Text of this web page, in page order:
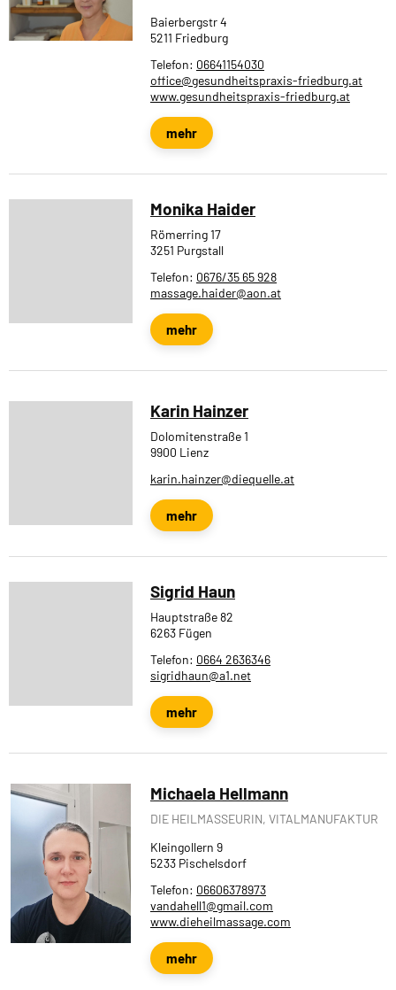
Baierbergstr 4
5211 Friedburg
Telefon: 06641154030
office@gesundheitspraxis-friedburg.at
www.gesundheitspraxis-friedburg.at
mehr
Monika Haider
Römerring 17
3251 Purgstall
Telefon: 0676/35 65 928
massage.haider@aon.at
mehr
Karin Hainzer
Dolomitenstraße 1
9900 Lienz
karin.hainzer@diequelle.at
mehr
Sigrid Haun
Hauptstraße 82
6263 Fügen
Telefon: 0664 2636346
sigridhaun@a1.net
mehr
Michaela Hellmann
DIE HEILMASSEURIN, VITALMANUFAKTUR
Kleingollern 9
5233 Pischelsdorf
Telefon: 06606378973
vandahell1@gmail.com
www.dieheilmassage.com
mehr